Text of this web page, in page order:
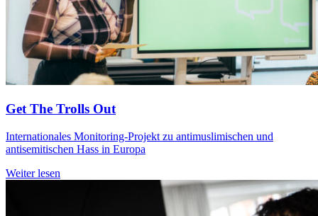
Get The Trolls Out
Internationales Monitoring-Projekt zu antimuslimischen und
antisemitischen Hass in Europa
Weiter lesen